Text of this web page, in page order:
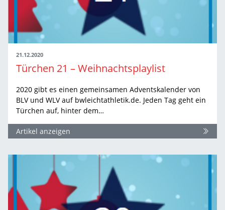
21.12.2020
Türchen 21 – Weihnachtsplaylist
2020 gibt es einen gemeinsamen Adventskalender von
BLV und WLV auf bwleichtathletik.de. Jeden Tag geht ein
Türchen auf, hinter dem…
Artikel anzeigen